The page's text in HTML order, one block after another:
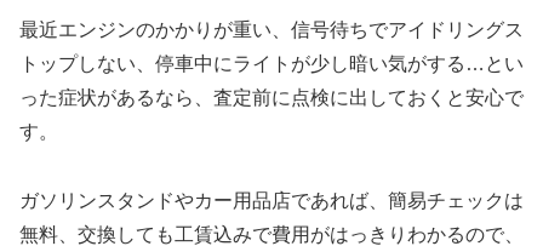
最近エンジンのかかりが重い、信号待ちでアイドリングス
トップしない、停車中にライトが少し暗い気がする…とい
った症状があるなら、査定前に点検に出しておくと安心で
す。
ガソリンスタンドやカー用品店であれば、簡易チェックは
無料、交換しても工賃込みで費用がはっきりわかるので、